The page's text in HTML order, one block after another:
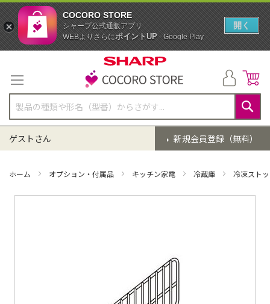
テ
ン
ツ
に
ス
キ
ッ
検
索
新規会員登録（無料）
ゲストさん
ホーム オプション・付属品 キッチン家電 冷蔵庫 冷凍スト
COCORO STORE
シャープ公式通販アプリ
WEBよりさらにポイントUP- Google Play
開く